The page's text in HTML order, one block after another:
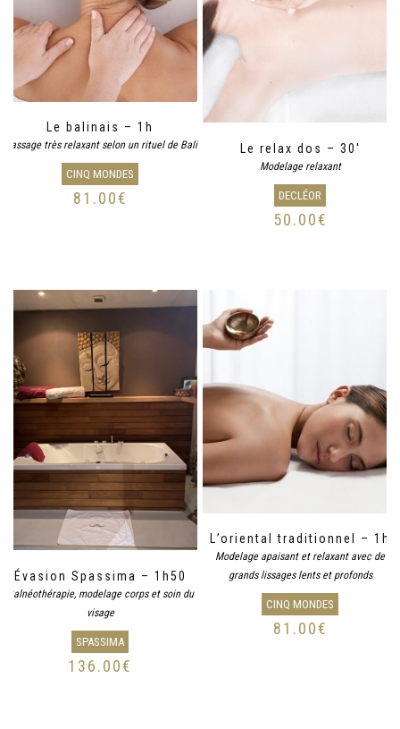
Le balinais – 1h
Massage très relaxant selon un rituel de Bali
CINQ MONDES
81.00€
Le relax dos – 30′
Modelage relaxant
DECLÉOR
50.00€
Évasion Spassima – 1h50
Balnéothérapie, modelage corps et soin du
visage
SPASSIMA
136.00€
L’oriental traditionnel – 1h
Modelage apaisant et relaxant avec de
grands lissages lents et profonds
CINQ MONDES
81.00€